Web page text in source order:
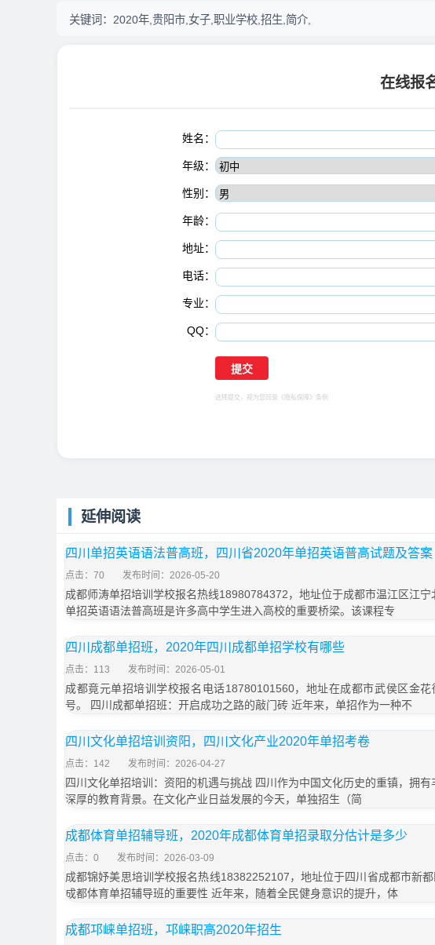
关键词： 2020年,贵阳市,女子,职业学校,招生,简介,
在线报
姓名：
年级：
性别：
年龄：
地址：
电话：
专业：
QQ：
选择提交，视为您同意 《隐私保障》 条例
延伸阅读
四川单招英语语法普高班，四川省2020年单招英语普高试题及答案
点击：70 发布时间：2026-05-20
成都师涛单招培训学校报名热线18980784372，地址位于成都市温江区江宁
单招英语语法普高班是许多高中学生进入高校的重要桥梁。该课程专
四川成都单招班，2020年四川成都单招学校有哪些
点击：113 发布时间：2026-05-01
成都竟元单招培训学校报名电话18780101560，地址在成都市武侯区金花
号。 四川成都单招班：开启成功之路的敲门砖 近年来，单招作为一种不
四川文化单招培训资阳，四川文化产业2020年单招考卷
点击：142 发布时间：2026-04-27
四川文化单招培训：资阳的机遇与挑战 四川作为中国文化历史的重镇，拥有
深厚的教育背景。在文化产业日益发展的今天，单独招生（简
成都体育单招辅导班，2020年成都体育单招录取分估计是多少
点击：0 发布时间：2026-03-09
成都锦妤美思培训学校报名热线18382252107，地址位于四川省成都市新都
成都体育单招辅导班的重要性 近年来，随着全民健身意识的提升，体
成都邛崃单招班，邛崃职高2020年招生